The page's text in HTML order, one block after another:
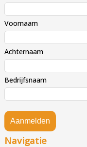
Voornaam
Achternaam
Bedrijfsnaam
Aanmelden
Navigatie